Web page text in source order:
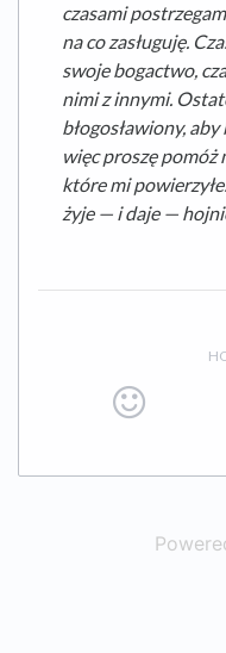
czasami
na co zasługuję.
swoje bogactwo,
nimi z innymi.
błogosławiony,
więc proszę pomóż
które mi
żyje — i daje —